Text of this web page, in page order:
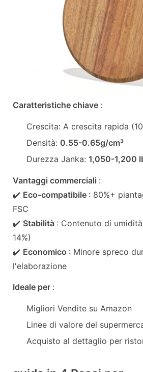
Caratteristiche chiave :
Crescita: A crescita rapida
Densità: 0.55-0.65g/cm³
Durezza Janka:1,050-1,200
Vantaggi commerciali :
✔️ Eco-compatibile : 80%+
FSC
✔️ Stabilità : Contenuto di
14%)
✔️ Economico : Minore spreco
l'elaborazione
Ideale per :
Migliori Vendite su Amazon
Linee di valore del
Acquisto al dettaglio per